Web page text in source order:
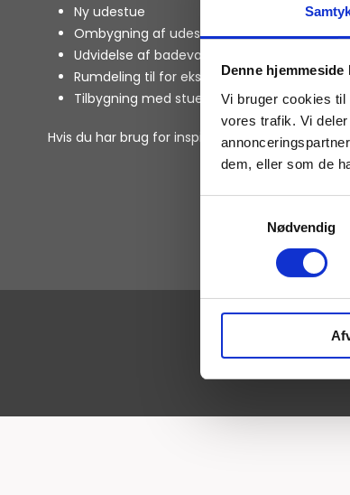
Denne
Vi bruger cookies
vores trafik. Vi
dem, eller som de
Nødvendig
Ny udestue
Ombygning af udestue til ekstra værelse
Udvidelse af badeværelse
Rumdeling til for eksempel børneværelser
Tilbygning med stue/opholdsrum.
Hvis du har brug for inspiration eller priser på